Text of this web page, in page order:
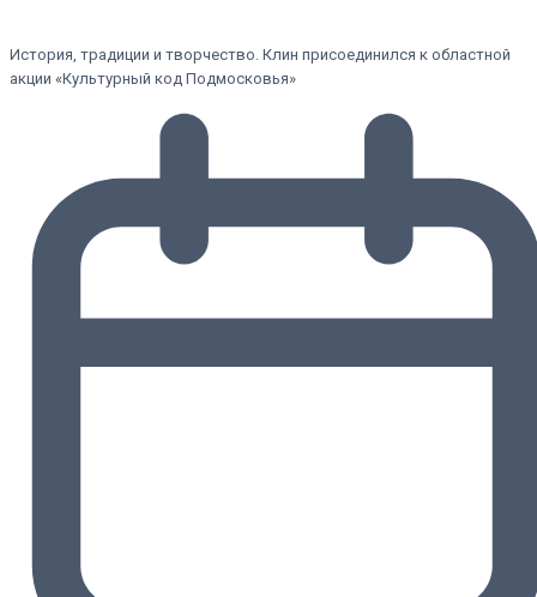
История, традиции и творчество. Клин присоединился к областной
акции «Культурный код Подмосковья»